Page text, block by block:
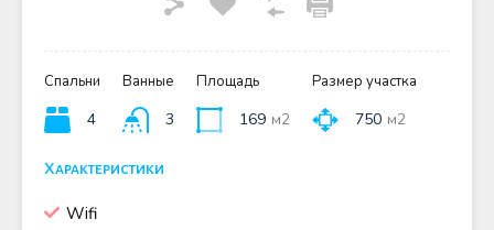
Спальни
4
Ванные
3
Площадь
169 м2
Размер участка
750 м2
Характеристики
Wifi